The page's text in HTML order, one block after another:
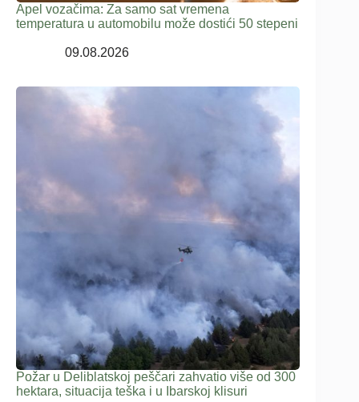
Apel vozačima: Za samo sat vremena
temperatura u automobilu može dostići 50 stepeni
09.08.2026
Požar u Deliblatskoj peščari zahvatio više od 300
hektara, situacija teška i u Ibarskoj klisuri